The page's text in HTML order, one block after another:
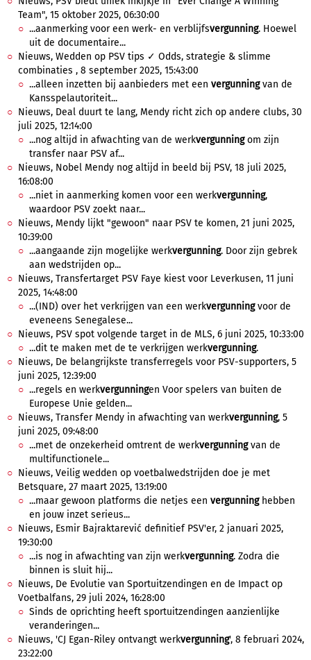
Team", 15 oktober 2025, 06:30:00
...aanmerking voor een werk- en verblijfsvergunning. Hoewel
uit de documentaire...
Nieuws, Wedden op PSV tips ✓ Odds, strategie & slimme
combinaties , 8 september 2025, 15:43:00
...alleen inzetten bij aanbieders met een vergunningvan de
Kansspelautoriteit...
Nieuws, Deal duurt te lang, Mendy richt zich op andere clubs, 30
juli 2025, 12:14:00
...nog altijd in afwachting van de werkvergunningom zijn
transfer naar PSV af...
Nieuws, Nobel Mendy nog altijd in beeld bij PSV, 18 juli 2025,
16:08:00
...niet in aanmerking komen voor een werkvergunning,
waardoor PSV zoekt naar...
Nieuws, Mendy lijkt "gewoon" naar PSV te komen, 21 juni 2025,
10:39:00
...aangaande zijn mogelijke werkvergunning. Door zijn gebrek
aan wedstrijden op...
Nieuws, Transfertarget PSV Faye kiest voor Leverkusen, 11 juni
2025, 14:48:00
...(IND) over het verkrijgen van een werkvergunningvoor de
eveneens Senegalese...
Nieuws, PSV spot volgende target in de MLS, 6 juni 2025, 10:33:00
...dit te maken met de te verkrijgen werkvergunning.
Nieuws, De belangrijkste transferregels voor PSV-supporters, 5
juni 2025, 12:39:00
...regels en werkvergunningen Voor spelers van buiten de
Europese Unie gelden...
Nieuws, Transfer Mendy in afwachting van werkvergunning, 5
juni 2025, 09:48:00
...met de onzekerheid omtrent de werkvergunningvan de
multifunctionele...
Nieuws, Veilig wedden op voetbalwedstrijden doe je met
Betsquare, 27 maart 2025, 13:19:00
...maar gewoon platforms die netjes een vergunninghebben
en jouw inzet serieus...
Nieuws, Esmir Bajraktarević definitief PSV'er, 2 januari 2025,
19:30:00
...is nog in afwachting van zijn werkvergunning. Zodra die
binnen is sluit hij...
Nieuws, De Evolutie van Sportuitzendingen en de Impact op
Voetbalfans, 29 juli 2024, 16:28:00
Sinds de oprichting heeft sportuitzendingen aanzienlijke
veranderingen...
Nieuws, 'CJ Egan-Riley ontvangt werkvergunning', 8 februari 2024,
23:22:00